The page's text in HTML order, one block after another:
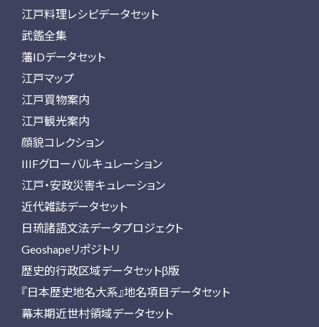
江戸料理レシピデータセット
武鑑全集
藩IDデータセット
江戸マップ
江戸買物案内
江戸観光案内
顔貌コレクション
IIIFグローバルキュレーション
江戸・安政災害キュレーション
近代雑誌データセット
日琉諸語文法データプロジェクト
Geoshapeリポジトリ
歴史的行政区域データセットβ版
『日本歴史地名大系』地名項目データセット
幕末期近世村領域データセット